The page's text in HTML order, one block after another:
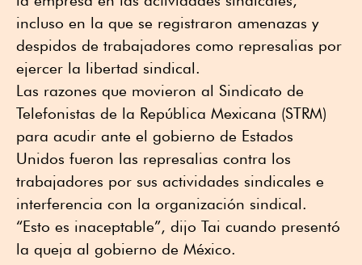
incluso en la que se registraron amenazas y
despidos de trabajadores como represalias por
ejercer la libertad sindical.
Las razones que movieron al Sindicato de
Telefonistas de la República Mexicana (STRM)
para acudir ante el gobierno de Estados
Unidos fueron las represalias contra los
trabajadores por sus actividades sindicales e
interferencia con la organización sindical.
“Esto es inaceptable”, dijo Tai cuando presentó
la queja al gobierno de México.